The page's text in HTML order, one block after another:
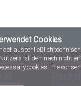
Cookies
ausschließlich
ist demnach nicht
cookies. The